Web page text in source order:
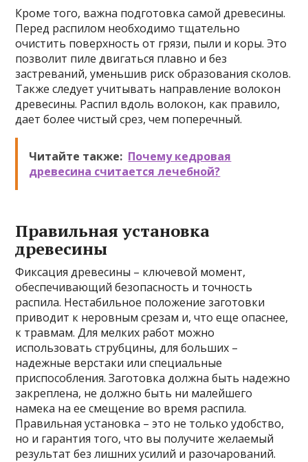
Кроме того, важна подготовка самой древесины.
Перед распилом необходимо тщательно
очистить поверхность от грязи, пыли и коры. Это
позволит пиле двигаться плавно и без
застреваний, уменьшив риск образования сколов.
Также следует учитывать направление волокон
древесины. Распил вдоль волокон, как правило,
дает более чистый срез, чем поперечный.
Читайте также: Почему кедровая
древесина считается лечебной?
Правильная установка
древесины
Фиксация древесины – ключевой момент,
обеспечивающий безопасность и точность
распила. Нестабильное положение заготовки
приводит к неровным срезам и, что еще опаснее,
к травмам. Для мелких работ можно
использовать струбцины, для больших –
надежные верстаки или специальные
приспособления. Заготовка должна быть надежно
закреплена, не должно быть ни малейшего
намека на ее смещение во время распила.
Правильная установка – это не только удобство,
но и гарантия того, что вы получите желаемый
результат без лишних усилий и разочарований.